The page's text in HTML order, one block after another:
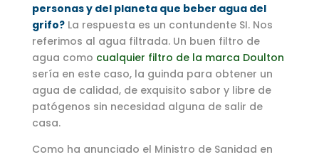
personas y del planeta que beber agua del
grifo?La respuesta es un contundente SI. Nos
referimos al agua filtrada. Un buen filtro de
agua como cualquier filtro de la marca Doulton
sería en este caso, la guinda para obtener un
agua de calidad, de exquisito sabor y libre de
patógenos sin necesidad alguna de salir de
casa.
Como ha anunciado el Ministro de Sanidad en